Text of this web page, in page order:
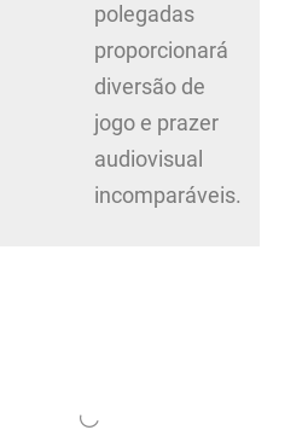
polegadas
proporcionará
diversão de
jogo e prazer
audiovisual
incomparáveis.